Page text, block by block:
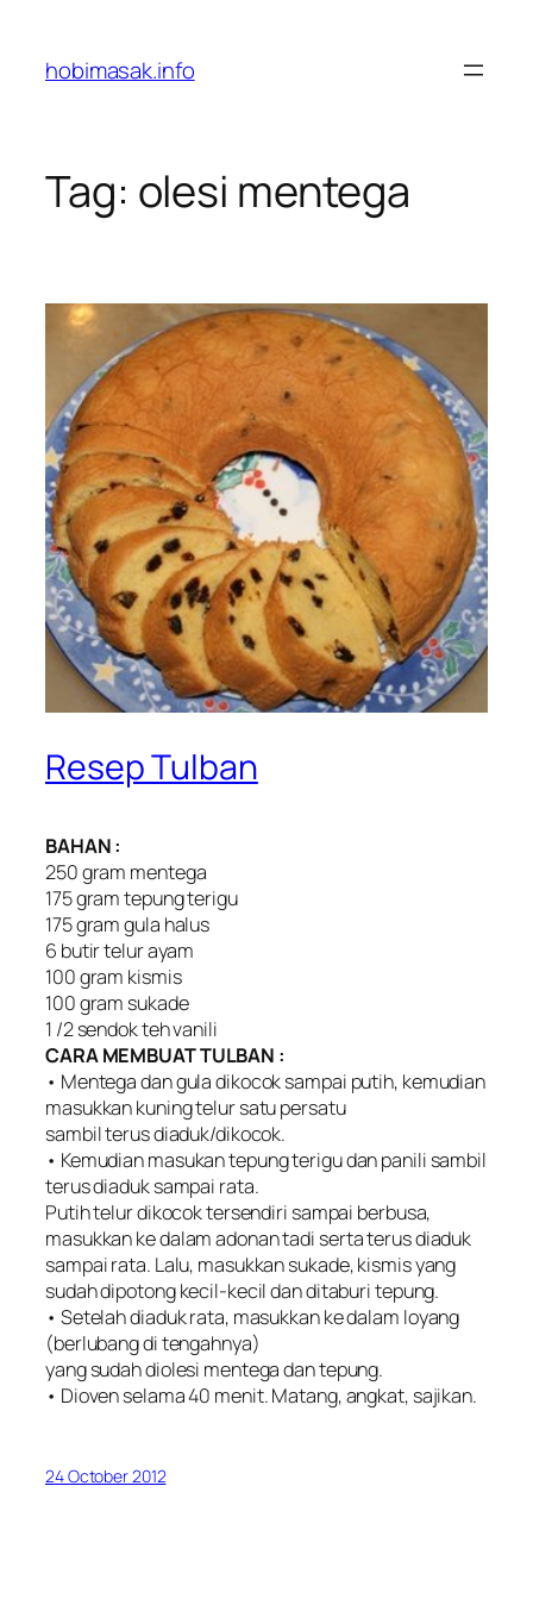
content
hobimasak.info
Tag: olesi mentega
Resep Tulban
BAHAN :
250 gram mentega
175 gram tepung terigu
175 gram gula halus
6 butir telur ayam
100 gram kismis
100 gram sukade
1 /2 sendok teh vanili
CARA MEMBUAT TULBAN :
• Mentega dan gula dikocok sampai putih, kemudian
masukkan kuning telur satu persatu
sambil terus diaduk/dikocok.
• Kemudian masukan tepung terigu dan panili sambil
terus diaduk sampai rata.
Putih telur dikocok tersendiri sampai berbusa,
masukkan ke dalam adonan tadi serta terus diaduk
sampai rata. Lalu, masukkan sukade, kismis yang
sudah dipotong kecil-kecil dan ditaburi tepung.
• Setelah diaduk rata, masukkan ke dalam loyang
(berlubang di tengahnya)
yang sudah diolesi mentega dan tepung.
• Dioven selama 40 menit. Matang, angkat, sajikan.
24 October 2012